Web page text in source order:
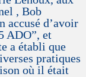
, Bob
accusé d’avoir
ADO”, et
a établi que
pratiques
où il était